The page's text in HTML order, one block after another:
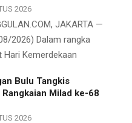
2026
JAKARTA —
2026) Dalam rangka
Hari Kemerdekaan
Bulu Tangkis
Milad ke-68
2026